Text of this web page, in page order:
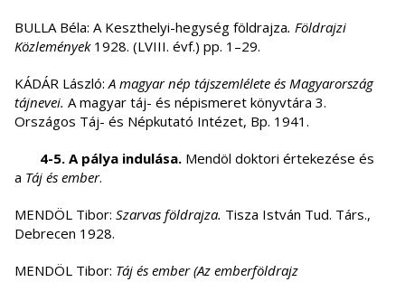
BULLA Béla: A Keszthelyi-hegység földrajza. Földrajzi
Közlemények1928. (LVIII. évf.) pp. 1–29.
KÁDÁR László:A magyar nép tájszemlélete és Magyarország
tájnevei. A magyar táj- és népismeret könyvtára 3.
Országos Táj- és Népkutató Intézet, Bp. 1941.
4-5. A pálya indulása. Mendöl doktori értekezése és
a Táj és ember.
MENDÖL Tibor: Szarvas földrajza. Tisza István Tud. Társ.,
Debrecen 1928.
MENDÖL Tibor: Táj és ember (Az emberföldrajz